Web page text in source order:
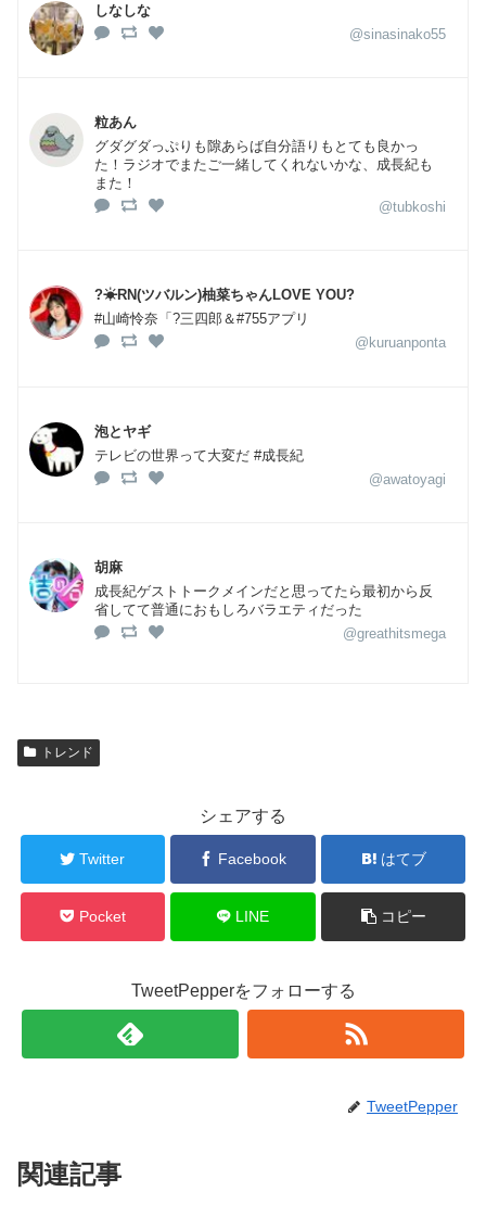
しなしな
@sinasinako55
粒あん
グダグダっぷりも隙あらば自分語りもとても良かっ
た！ラジオでまたご一緒してくれないかな、成長紀も
また！
@tubkoshi
?☀RN(ツバルン)柚菜ちゃんLOVE YOU?
#山崎怜奈「?三四郎＆#755アプリ
@kuruanponta
泡とヤギ
テレビの世界って大変だ #成長紀
@awatoyagi
胡麻
成長紀ゲストトークメインだと思ってたら最初から反
省してて普通におもしろバラエティだった
@greathitsmega
トレンド
シェアする
Twitter Facebook はてブ
Pocket LINE コピー
TweetPepperをフォローする
TweetPepper
関連記事